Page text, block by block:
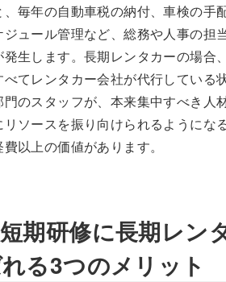
毎年の自動車税の納付、車検の手
ュール管理など、総務や人事の担
生します。長期レンタカーの場合
てレンタカー会社が代行している
のスタッフが、本来集中すべき人
ソースを振り向けられるようにな
以上の価値があります。
期研修に長期レン
る3つのメリット